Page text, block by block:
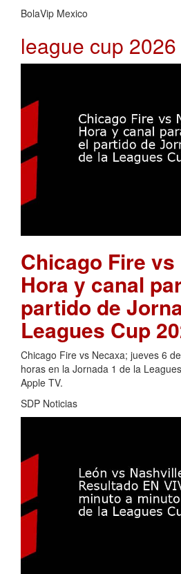
BolaVip Mexico
league cup 2026
Chicago Fire
Hora y canal
partido de
Leagues Cup
Chicago Fire vs Necaxa; jueves 6
horas en la Jornada 1 de la
Apple TV.
SDP Noticias